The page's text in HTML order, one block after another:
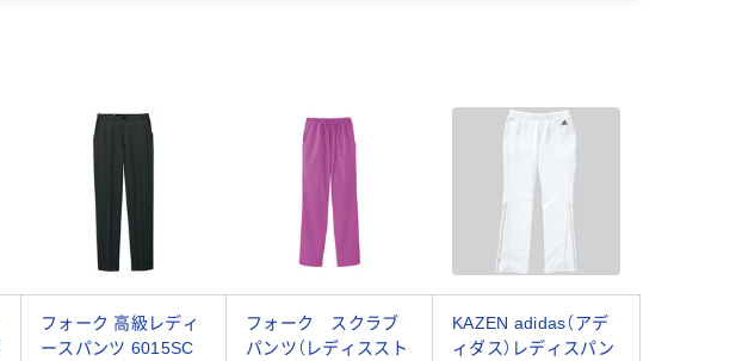
フォーク 高級レディ
ースパンツ 6015SC
フォーク スクラブ
パンツ（レディススト
KAZEN adidas（アデ
ィダス）レディスパン